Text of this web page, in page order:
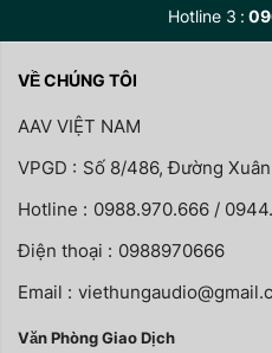
Hotline 3
VỀ CHÚNG TÔI
AAV VIỆT NAM
VPGD : Số 8/486, Đường
Hotline : 0988.970.666 /
Điện thoại : 0988970666
Email :
Văn Phòng Giao Dịch